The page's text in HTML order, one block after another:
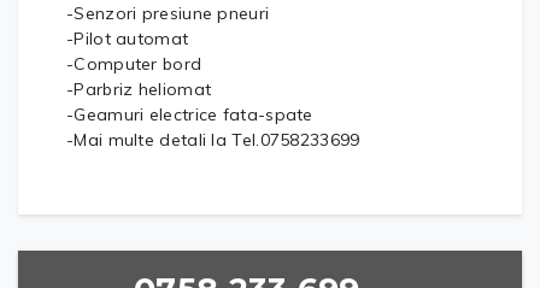
-Senzori presiune pneuri
-Pilot automat
-Computer bord
-Parbriz heliomat
-Geamuri electrice fata-spate
-Mai multe detali la Tel.0758233699